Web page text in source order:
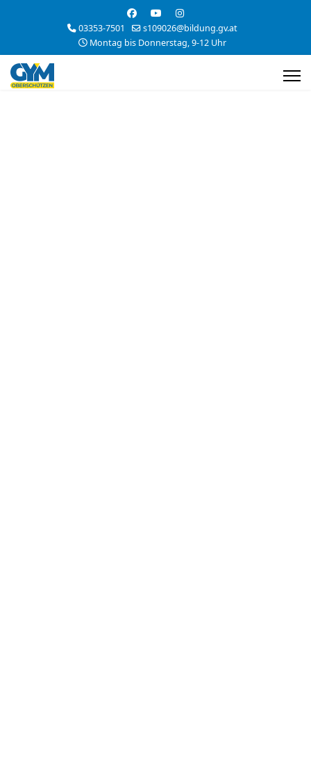
03353-7501
s109026@bildung.gv.at
Montag bis Donnerstag, 9-12 Uhr